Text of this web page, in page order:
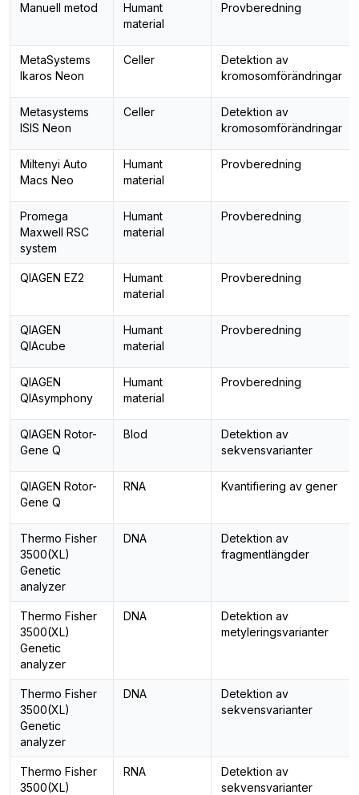
Manuell metod
Humant
material
Provberedning
MetaSystems
Ikaros Neon
Celler
Detektion av
kromosomförändringar
Metasystems
ISIS Neon
Celler
Detektion av
kromosomförändringar
Miltenyi Auto
Macs Neo
Humant
material
Provberedning
Promega
Maxwell RSC
system
Humant
material
Provberedning
QIAGEN EZ2
Humant
material
Provberedning
QIAGEN
QIAcube
Humant
material
Provberedning
QIAGEN
QIAsymphony
Humant
material
Provberedning
QIAGEN Rotor-
Gene Q
Blod
Detektion av
sekvensvarianter
QIAGEN Rotor-
Gene Q
RNA Kvantifiering av gener
Thermo Fisher
3500(XL)
Genetic
analyzer
DNA
Detektion av
fragmentlängder
Thermo Fisher
3500(XL)
Genetic
analyzer
DNA
Detektion av
metyleringsvarianter
Thermo Fisher
3500(XL)
Genetic
analyzer
DNA
Detektion av
sekvensvarianter
Thermo Fisher
3500(XL)
RNA
Detektion av
sekvensvarianter